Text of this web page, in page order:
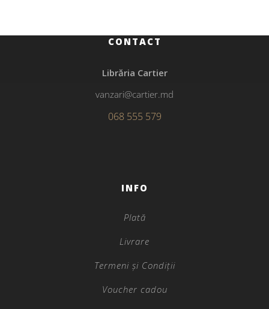
CONTACT
Librăria Cartier
vanzari@cartier.md
068 555 579
INFO
Plată
Livrare
Termeni și Condiții
Voucher cadou